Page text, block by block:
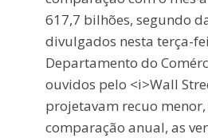
617,7 bilhões, segundo
divulgados nesta terça-
Departamento do
ouvidos pelo <i>Wall
projetavam recuo menor,
comparação anual, as